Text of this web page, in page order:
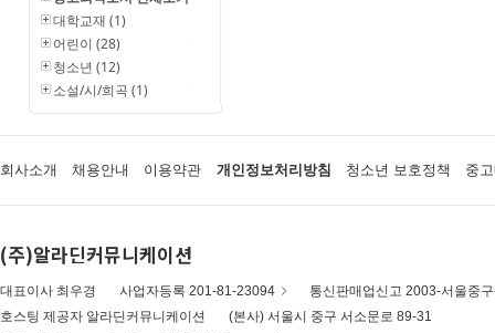
대학교재 (1)
어린이 (28)
청소년 (12)
소설/시/희곡 (1)
회사소개 채용안내 이용약관 개인정보처리방침 청소년 보호정책 중
(주)알라딘커뮤니케이션
대표이사 최우경 사업자등록 201-81-23094
통신판매업신고 2003-서울중
호스팅 제공자 알라딘커뮤니케이션
(본사) 서울시 중구 서소문로 89-31